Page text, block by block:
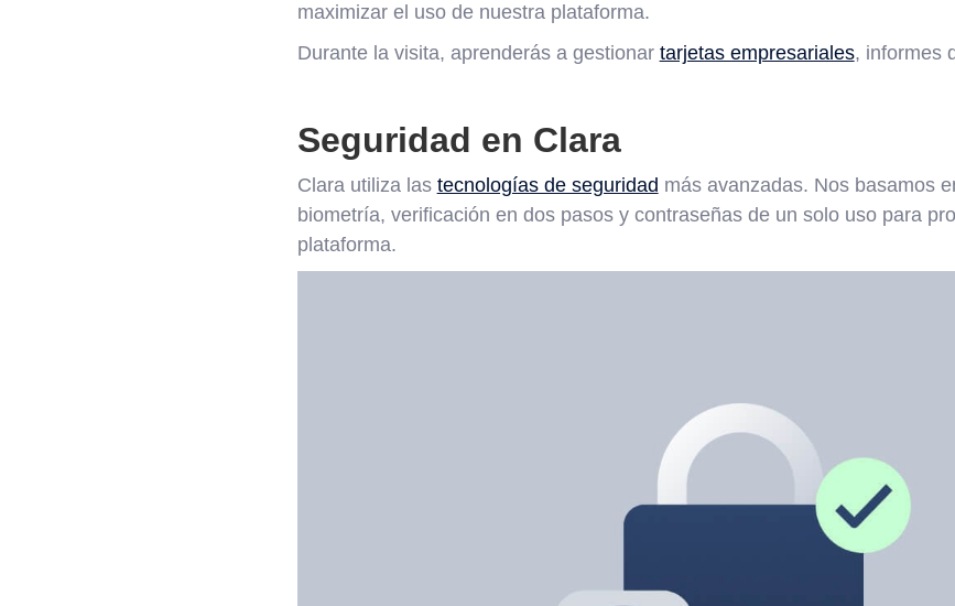
maximizar el uso de nuestra plataforma.
Durante la visita, aprenderás a gestionar tarjetas empresariales, informes
Seguridad en Clara
Clara utiliza las tecnologías de seguridad más avanzadas. Nos basamos
biometría, verificación en dos pasos y contraseñas de un solo uso para
plataforma.